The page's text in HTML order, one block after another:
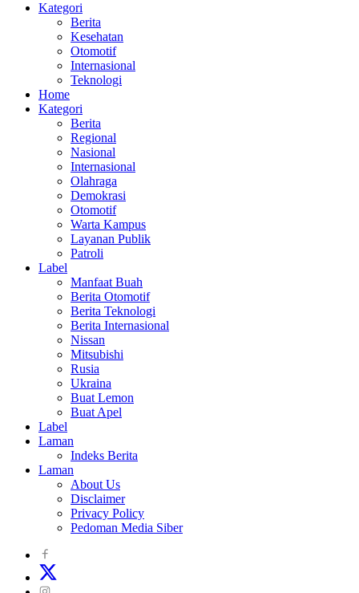
Kategori
Berita
Kesehatan
Otomotif
Internasional
Teknologi
Home
Kategori
Berita
Regional
Nasional
Internasional
Olahraga
Demokrasi
Otomotif
Warta Kampus
Layanan Publik
Patroli
Label
Manfaat Buah
Berita Otomotif
Berita Teknologi
Berita Internasional
Nissan
Mitsubishi
Rusia
Ukraina
Buat Lemon
Buat Apel
Label
Laman
Indeks Berita
Laman
About Us
Disclaimer
Privacy Policy
Pedoman Media Siber